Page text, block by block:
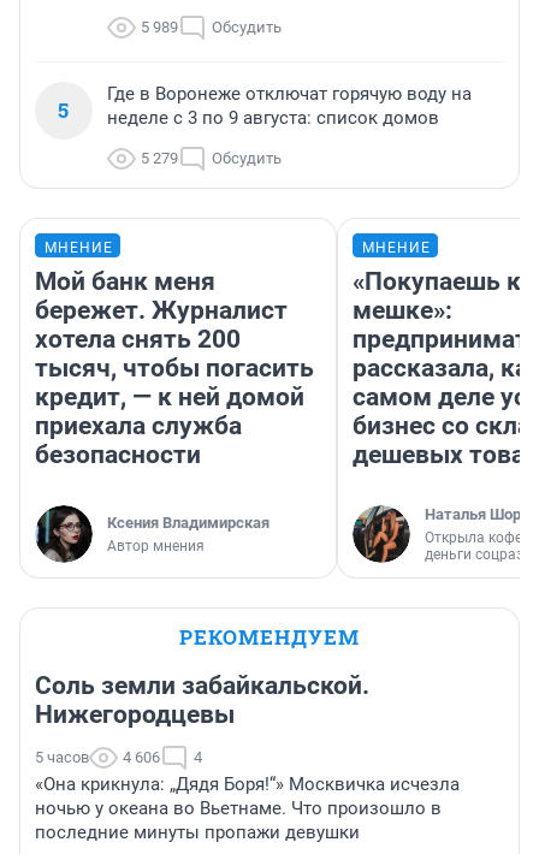
5 989 Обсудить
5
Где в Воронеже отключат горячую воду на
неделе с 3 по 9 августа: список домов
5 279 Обсудить
МНЕНИЕ
Мой банк меня
бережет. Журналист
хотела снять 200
тысяч, чтобы погасить
кредит, — к ней домой
приехала служба
безопасности
Ксения Владимирская
Автор мнения
МНЕНИЕ
«Покупаешь
мешке»:
рассказала,
самом деле
бизнес со
дешевых
Наталья
Открыла
деньги
РЕКОМЕНДУЕМ
Соль земли забайкальской.
Нижегородцевы
5 часов 4 606 4
«Она крикнула: „Дядя Боря!“» Москвичка исчезла
ночью у океана во Вьетнаме. Что произошло в
последние минуты пропажи девушки